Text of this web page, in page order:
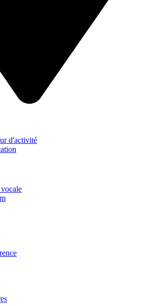
d'activité